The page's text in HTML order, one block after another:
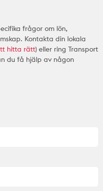
frågor om lön,
Kontakta din lokala
hitta rätt) eller ring Transport
du få hjälp av någon